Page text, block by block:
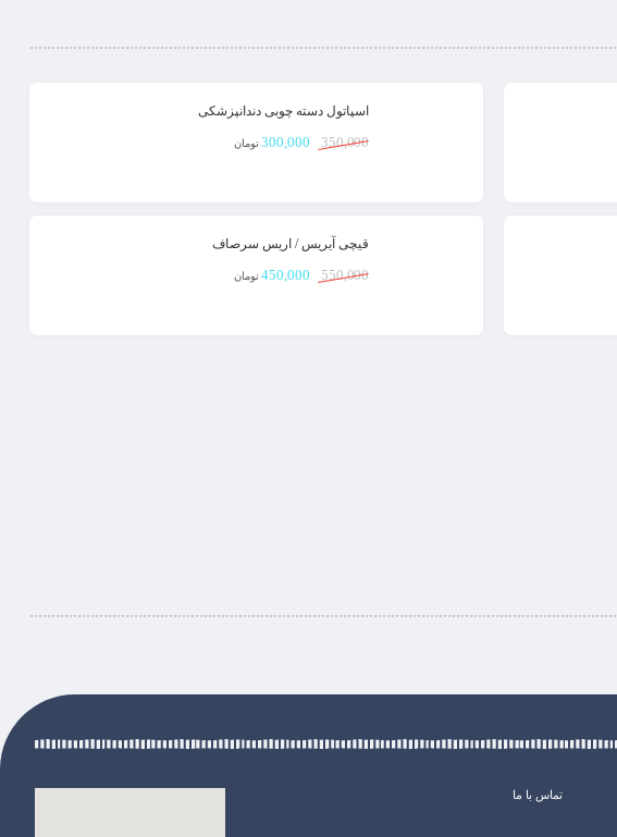
اسپاتول دسته چوبی دندانپزشکی
350,000
300,000 تومان
قیچی آیریس / اریس سرصاف
550,000
450,000 تومان
تماس با ما